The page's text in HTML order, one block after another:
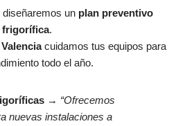
un plan preventivo
frigorífica.
cuidamos tus equipos para
todo el año.
→ “Ofrecemos
nuevas instalaciones a